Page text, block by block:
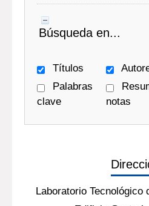
Búsqueda en...
Títulos
Palabras
clave
notas
Laboratorio Tecnológico